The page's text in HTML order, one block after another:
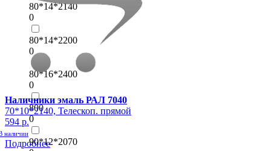
80*14*2140
0
80*14*2200
0
80*16*2400
0
800
0
90*12*2070
Наличники эмаль РАЛ 7040
70*10*2140, Телескоп. прямой
594 р.
наличии
Подробнее